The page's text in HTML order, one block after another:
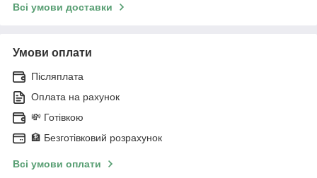
Всі умови доставки
Умови оплати
Післяплата
Оплата на рахунок
💸 Готівкою
🏦 Безготівковий розрахунок
Всі умови оплати